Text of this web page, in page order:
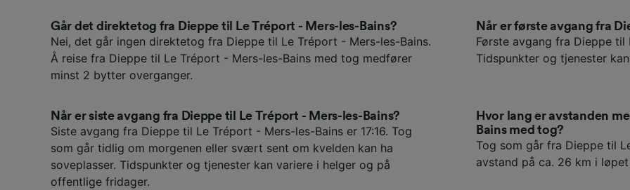
Går det direktetog fra Dieppe til Le Tréport - Mers-les-Bains?
Nei, det går ingen direktetog fra Dieppe til Le Tréport - Mers-les-Bains.
Å reise fra Dieppe til Le Tréport - Mers-les-Bains med tog medfører
minst 2 bytter overganger.
Når er første avgang fra
Første avgang fra Dieppe til
Tidspunkter og tjenester
Når er siste avgang fra Dieppe til Le Tréport - Mers-les-Bains?
Siste avgang fra Dieppe til Le Tréport - Mers-les-Bains er 17:16. Tog
som går tidlig om morgenen eller svært sent om kvelden kan ha
soveplasser. Tidspunkter og tjenester kan variere i helger og på
offentlige fridager.
Hvor lang er avstanden
Bains med tog?
Tog som går fra Dieppe til
avstand på ca. 26 km i